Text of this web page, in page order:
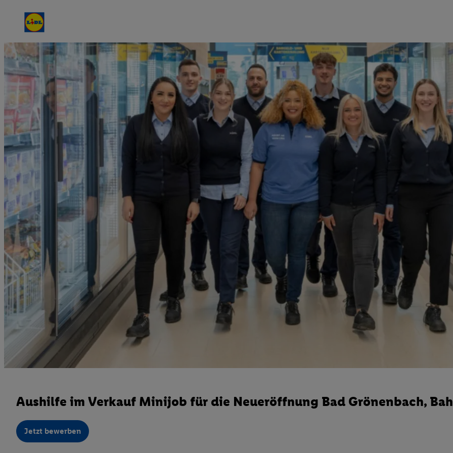
Aushilfe im Verkauf Minijob für die Neueröffnung Bad Grönenbach,
Jetzt bewerben